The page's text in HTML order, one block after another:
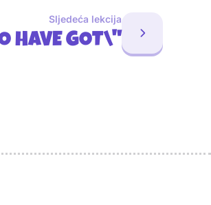
Sljedeća lekcija
HAVE GOT\"